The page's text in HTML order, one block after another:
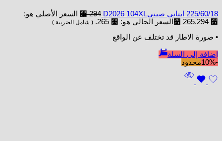
225/60/18 ابتاني صينيD2026 104XL ⃁294
السعر الأصلي هو:
⃁ 294.
⃁ 265 السعر الحالي هو: ⃁ 265. ( شامل الضريبة )
• صورة الاطار قد تختلف عن الواقع
إضافة إلى السلة
-10%
محدود